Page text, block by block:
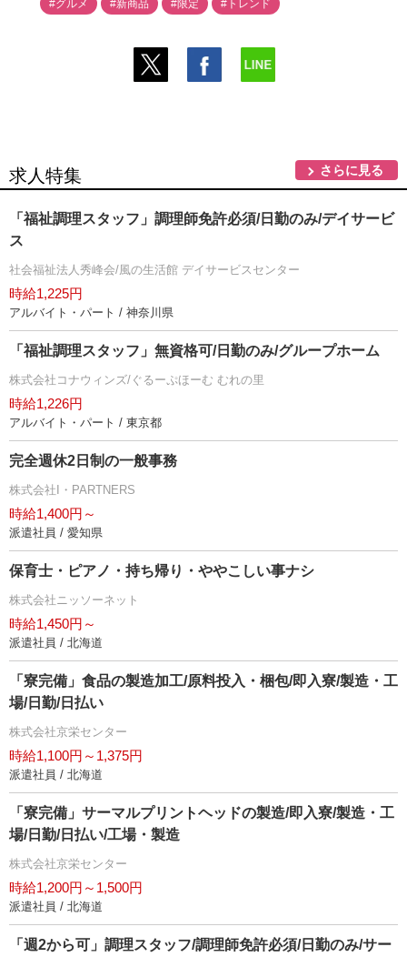
#グルメ #新商品 #限定 #トレンド
求人特集 さらに見る
「福祉調理スタッフ」調理師免許必須/日勤のみ/デイサービ
ス
社会福祉法人秀峰会/風の生活館 デイサービスセンター
時給1,225円
アルバイト・パート / 神奈川県
「福祉調理スタッフ」無資格可/日勤のみ/グループホーム
株式会社コナウィンズ/ぐるーぷほーむ むれの里
時給1,226円
アルバイト・パート / 東京都
完全週休2日制の一般事務
株式会社I・PARTNERS
時給1,400円～
派遣社員 / 愛知県
保育士・ピアノ・持ち帰り・ややこしい事ナシ
株式会社ニッソーネット
時給1,450円～
派遣社員 / 北海道
「寮完備」食品の製造加工/原料投入・梱包/即入寮/製造・工
場/日勤/日払い
株式会社京栄センター
時給1,100円～1,375円
派遣社員 / 北海道
「寮完備」サーマルプリントヘッドの製造/即入寮/製造・工
場/日勤/日払い/工場・製造
株式会社京栄センター
時給1,200円～1,500円
派遣社員 / 北海道
「週2から可」調理スタッフ/調理師免許必須/日勤のみ/サー